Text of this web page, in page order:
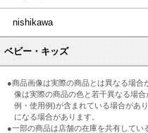
nishikawa
ベビー・キッズ
●商品画像は実際の商品とは異なる場
像は実際の商品の色と若干異なる場
例・使用例)が含まれている場合があ
になる場合があります。
●一部の商品は店舗の在庫を共有して